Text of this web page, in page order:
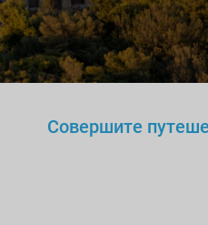
Совершите